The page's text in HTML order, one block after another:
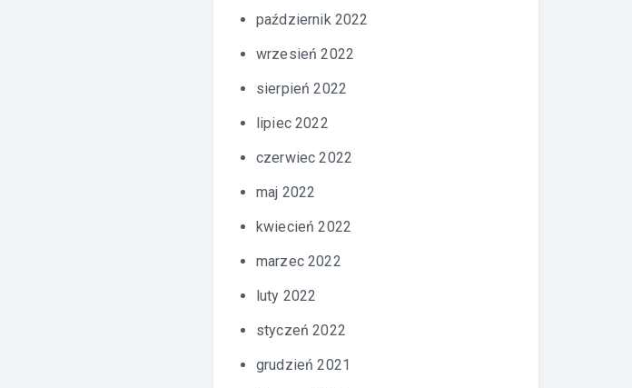
październik 2022
wrzesień 2022
sierpień 2022
lipiec 2022
czerwiec 2022
maj 2022
kwiecień 2022
marzec 2022
luty 2022
styczeń 2022
grudzień 2021